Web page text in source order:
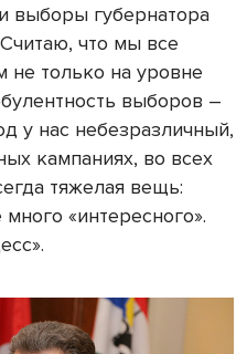
губернатора
что мы все
не только на уровне
выборов –
у нас небезразличный,
кампаниях, во всех
тяжелая вещь:
«интересного».